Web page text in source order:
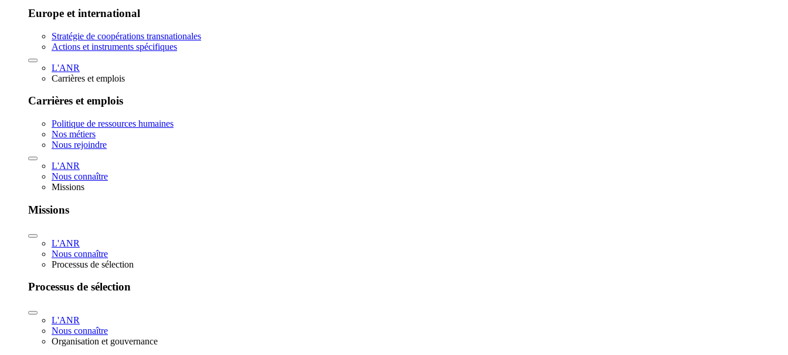
Europe et international
Stratégie de coopérations transnationales
Actions et instruments spécifiques
L'ANR
Carrières et emplois
Carrières et emplois
Politique de ressources humaines
Nos métiers
Nous rejoindre
L'ANR
Nous connaître
Missions
Missions
L'ANR
Nous connaître
Processus de sélection
Processus de sélection
L'ANR
Nous connaître
Organisation et gouvernance